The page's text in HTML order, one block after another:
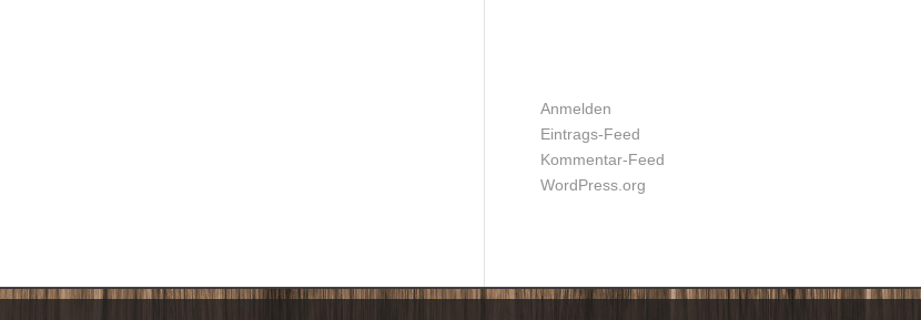
Anmelden
Eintrags-Feed
Kommentar-Feed
WordPress.org